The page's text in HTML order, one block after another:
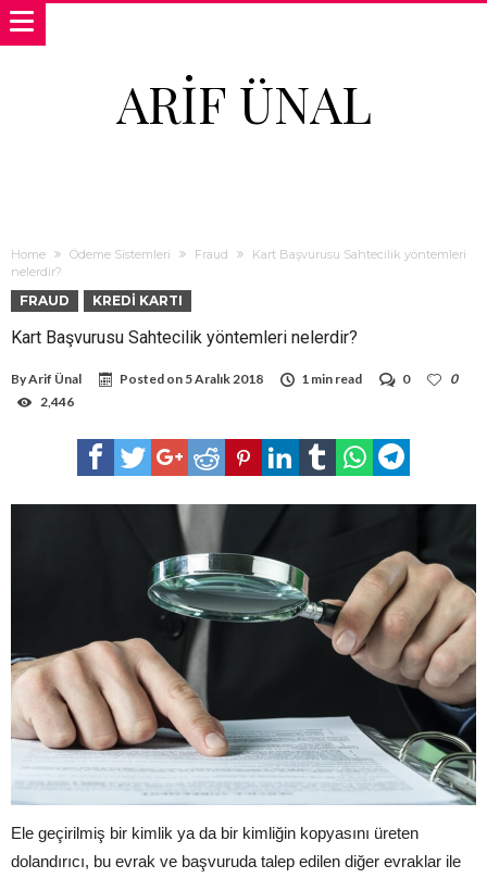
ARIF ÜNAL
Home Ödeme Sistemleri Fraud
Kart Başvurusu Sahtecilik yöntemleri
nelerdir?
FRAUD KREDI KARTI
Kart Başvurusu Sahtecilik yöntemleri nelerdir?
ByArif Ünal Posted on 5 Aralık 2018 1 min read 0
0
2,446
Ele geçirilmiş bir kimlik ya da bir kimliğin kopyasını üreten
dolandırıcı, bu evrak ve başvuruda talep edilen diğer evraklar ile